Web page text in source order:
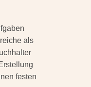
als
festen